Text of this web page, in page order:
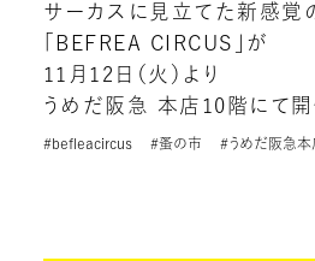
サーカスに見立てた新感覚
「BEFREA CIRCUS」が
11月12日（火）より
うめだ阪急 本店10階にて開
#befleacircus #蚤の市 #うめだ阪急本